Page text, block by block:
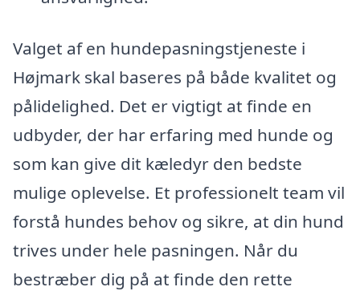
Valget af en hundepasningstjeneste i
Højmark skal baseres på både kvalitet og
pålidelighed. Det er vigtigt at finde en
udbyder, der har erfaring med hunde og
som kan give dit kæledyr den bedste
mulige oplevelse. Et professionelt team vil
forstå hundes behov og sikre, at din hund
trives under hele pasningen. Når du
bestræber dig på at finde den rette